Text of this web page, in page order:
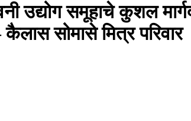
उद्योग समूहाचे कुशल
सोमासे मित्र परिवार